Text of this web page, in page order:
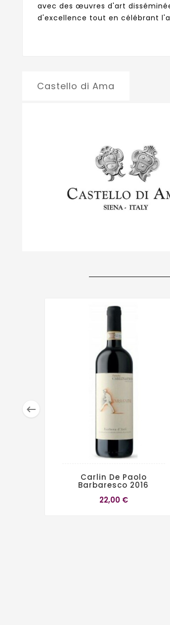
avec des œuvres d'art
d'excellence tout en célébrant
Castello di Ama

Carlin De Paolo
Barbaresco 2016
22,00 €